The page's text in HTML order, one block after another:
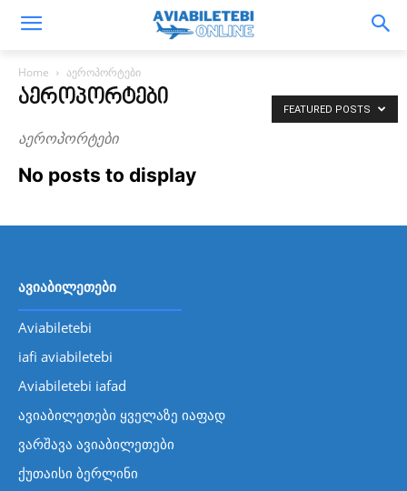
Home აეროპორტები
ᲐᲔᲠᲝᲞᲝᲠᲢᲔᲑᲘ
აეროპორტები
FEATURED POSTS
No posts to display
ავიაბილეთები
Aviabiletebi
iafi aviabiletebi
Aviabiletebi iafad
ავიაბილეთები ყველაზე იაფად
ვარშავა ავიაბილეთები
ქუთაისი ბერლინი